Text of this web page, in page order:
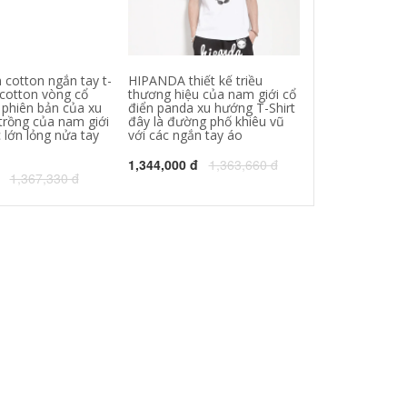
cotton ngắn tay t-
vòng cổ
bản của xu
của nam giới
lỏng nửa tay
1,367,330 đ
HIPANDA thiết kế triều
thương hiệu của nam giới cổ
điển panda xu hướng T-Shirt
đây là đường phố khiêu vũ
với các ngắn tay áo
1,344,000 đ 1,363,660 đ